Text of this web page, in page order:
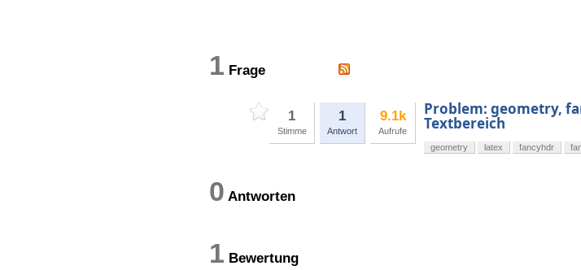
1 Frage
1
Stimme
1
Antwort
9.1k
Aufrufe
Problem: geometry,
Textbereich
geometry latex fancyhdr
0 Antworten
1 Bewertung